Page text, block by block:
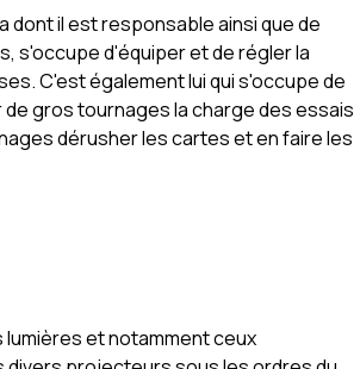
il est responsable ainsi que de
s'occupe d'équiper et de régler la
C'est également lui qui s'occupe de
gros tournages la charge des essais
dérusher les cartes et en faire les
et notamment ceux